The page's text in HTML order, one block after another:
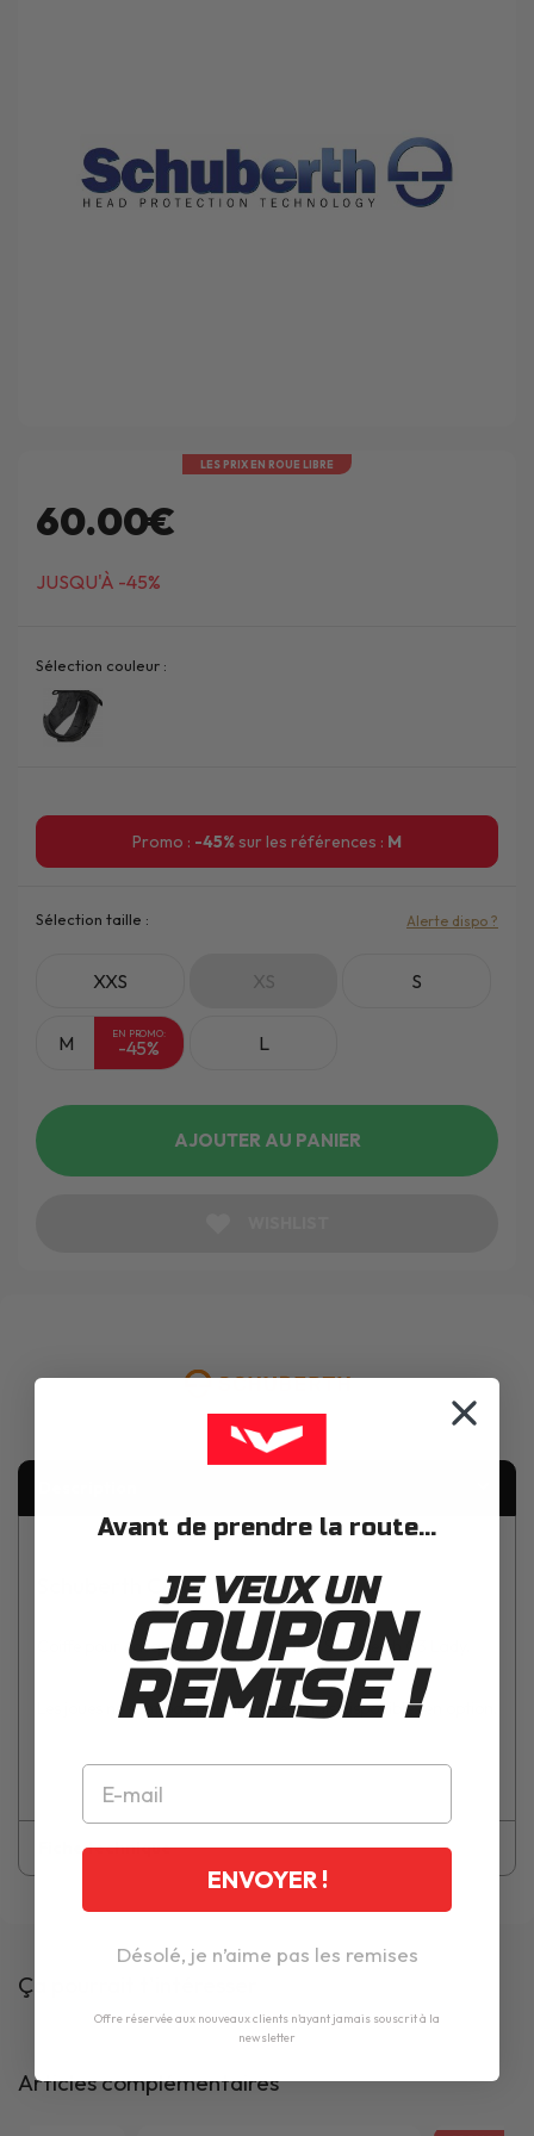
LES PRIX EN ROUE LIBRE
60.00€
JUSQU'À -45%
Sélection couleur :
Promo : -45%sur les références : M
Sélection taille :
XXS XS S
M EN PROMO:
-45% L
Alerte dispo ?
AJOUTER AU PANIER
Schuberth Coiffe C3 Lady
Coiffe pour casque modulable femme Schuberth C3 Lady.
Les joues ne sont pas fournies avec mais disponibles en option.
Fiche technique
Ça pourrait t'intéresser
Articles complémentaires
Avant de prendre la route...
JE VEUX UN
COUPON
REMISE !
ENVOYER !
Désolé, je n’aime pas les remises
Offre réservée aux nouveaux clients n'ayant jamais souscrit à la
newsletter